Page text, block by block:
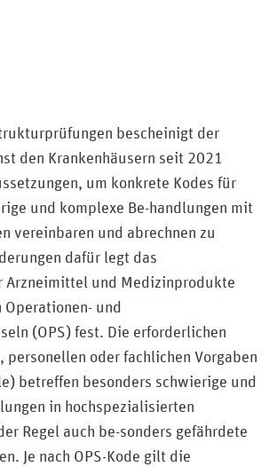
bescheinigt der
den Krankenhäusern seit 2021
um konkrete Kodes für
und komplexe Be-handlungen mit
vereinbaren und abrechnen zu
dafür legt das
Arzneimittel und Medizinprodukte
und
(OPS) fest. Die erforderlichen
personellen oder fachlichen Vorgaben
betreffen besonders schwierige und
in hochspezialisierten
Regel auch be-sonders gefährdete
Je nach OPS-Kode gilt die